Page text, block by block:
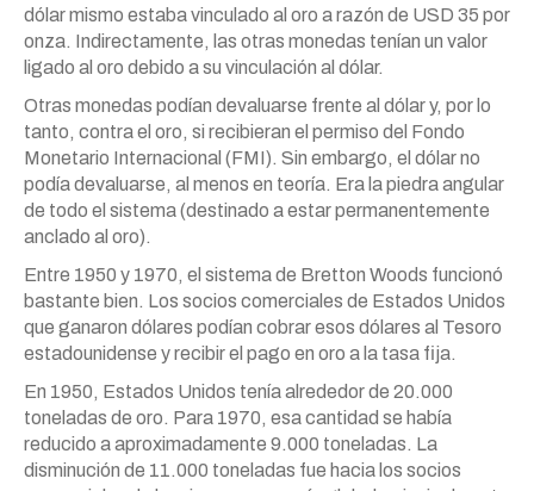
dólar mismo estaba vinculado al oro a razón de USD 35 por
onza. Indirectamente, las otras monedas tenían un valor
ligado al oro debido a su vinculación al dólar.
Otras monedas podían devaluarse frente al dólar y, por lo
tanto, contra el oro, si recibieran el permiso del Fondo
Monetario Internacional (FMI). Sin embargo, el dólar no
podía devaluarse, al menos en teoría. Era la piedra angular
de todo el sistema (destinado a estar permanentemente
anclado al oro).
Entre 1950 y 1970, el sistema de Bretton Woods funcionó
bastante bien. Los socios comerciales de Estados Unidos
que ganaron dólares podían cobrar esos dólares al Tesoro
estadounidense y recibir el pago en oro a la tasa fija.
En 1950, Estados Unidos tenía alrededor de 20.000
toneladas de oro. Para 1970, esa cantidad se había
reducido a aproximadamente 9.000 toneladas. La
disminución de 11.000 toneladas fue hacia los socios